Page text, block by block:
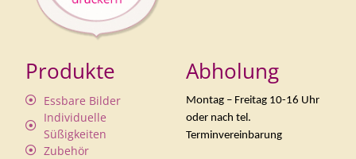
Produkte
Essbare Bilder
Individuelle
Süßigkeiten
Zubehör
Abholung
Montag – Freitag 10-16 Uhr
oder nach tel.
Terminvereinbarung